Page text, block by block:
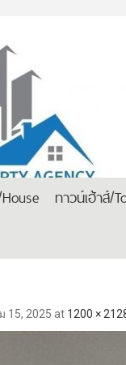
ทาวน์เฮ้าส์/
15, 2025 at 1200 ×